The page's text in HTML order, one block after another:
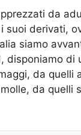
da
suoi derivati,
siamo
disponiamo di
da quelli
da quelli